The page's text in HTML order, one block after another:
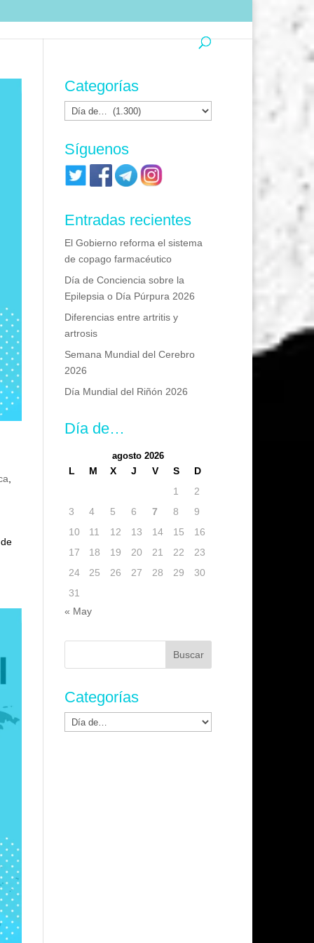
Categorías
Categorías
Síguenos
Entradas recientes
El Gobierno reforma el sistema
de copago farmacéutico
Día de Conciencia sobre la
Epilepsia o Día Púrpura 2026
Diferencias entre artritis y
artrosis
Semana Mundial del Cerebro
2026
Día Mundial del Riñón 2026
Día de…
agosto 2026
L M X J V S
D
1
2
3
4 5 6 7 8
9
10
11 12 13 14 15
16
17
18 19 20 21 22
23
24
25 26 27 28 29
30
31
« May
Buscar:
Categorías
Categorías